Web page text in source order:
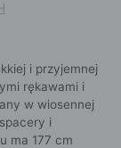
i przyjemnej
rękawami i
w wiosennej
i
ma 177 cm